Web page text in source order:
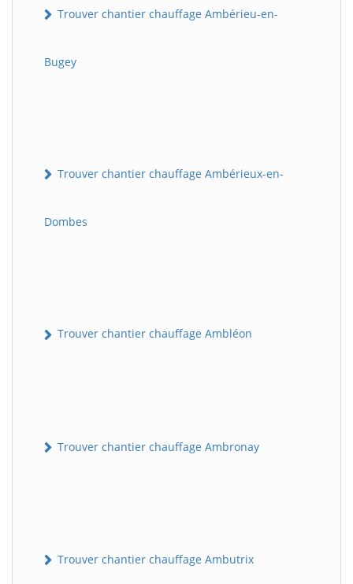
Trouver chantier chauffage Ambérieu-en-
Bugey
Trouver chantier chauffage Ambérieux-en-
Dombes
Trouver chantier chauffage Ambléon
Trouver chantier chauffage Ambronay
Trouver chantier chauffage Ambutrix